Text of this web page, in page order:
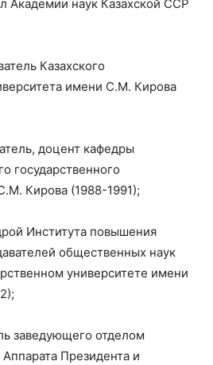
Академии наук Казахской ССР
Казахского
имени С.М. Кирова
доцент кафедры
государственного
Кирова (1988-1991);
Института повышения
общественных наук
университете имени
заведующего отделом
Президента и